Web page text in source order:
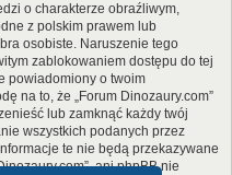
o charakterze obraźliwym,
z polskim prawem lub
osobiste. Naruszenie tego
zablokowaniem dostępu do tej
powiadomiony o twoim
na to, że „Forum Dinozaury.com”
lub zamknąć każdy twój
wszystkich podanych przez
te nie będą przekazywane
ani phpBB nie